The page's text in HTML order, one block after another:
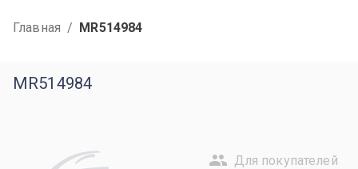
Главная / MR514984
MR514984
Для покупателей